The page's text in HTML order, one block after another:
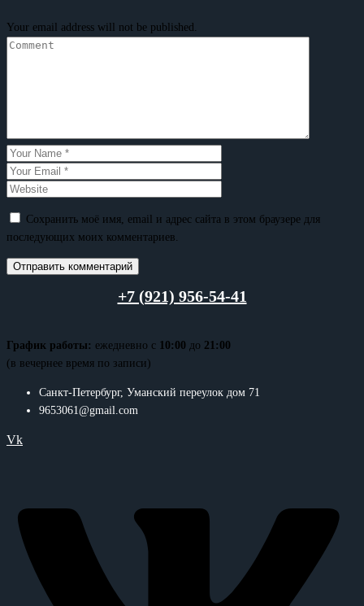
Your email address will not be published.
Сохранить моё имя, email и адрес сайта в этом браузере для
последующих моих комментариев.
+7 (921) 956-54-41
График работы: ежедневно с 10:00 до 21:00
(в вечернее время по записи)
Санкт-Петербург, Уманский переулок дом 71
9653061@gmail.com
Vk